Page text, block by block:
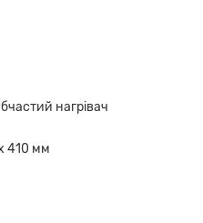
нагрівач
410 мм